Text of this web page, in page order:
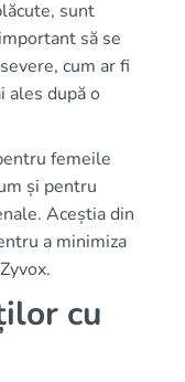
sunt
să se
cum ar fi
ales după o
femeile
și pentru
Aceștia din
a minimiza
cu